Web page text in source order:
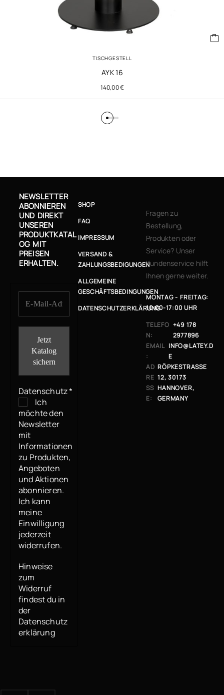
TISCHGESTELL
AYK 16
140,00€
NEWSLETTER
ABONNIEREN
UND DIREKT
UNSEREN
PRODUKTKATAL
OG MIT
PREISEN
ERHALTEN.
Datenschutz*
Ich
möchte den
Newsletter
mit
Informationen
zu Produkten,
Angeboten
und Aktionen
abonnieren.
Ich kann
meine
Einwilligung
jederzeit
widerrufen.
Hinweise
zum
Widerruf
findest du in
der
Datenschutz
erklärung
SHOP
FAQ
IMPRESSUM
VERSAND &
ZAHLUNGSBEDIGUNGEN
ALLGEMEINE
GESCHÄFTSBEDINGUNGEN
DATENSCHUTZERKLÄRUNG
Fragen zu
Bestellung,
Produkten oder
Service? Unser
Kundenservice hilft
Ihnen gerne weiter.
MONTAG - FREITAG:
10:00-17:00 UHR
TELEFO
N:
+49 178
2977896
EMAIL
:
INFO@LATEY.D
E
AD
RE
SS
E:
RÖPKESTRASSE 1
2, 30173 H
ANNOVER, G
ERMANY